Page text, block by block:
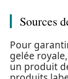
Sources
Pour
gelée
un produit